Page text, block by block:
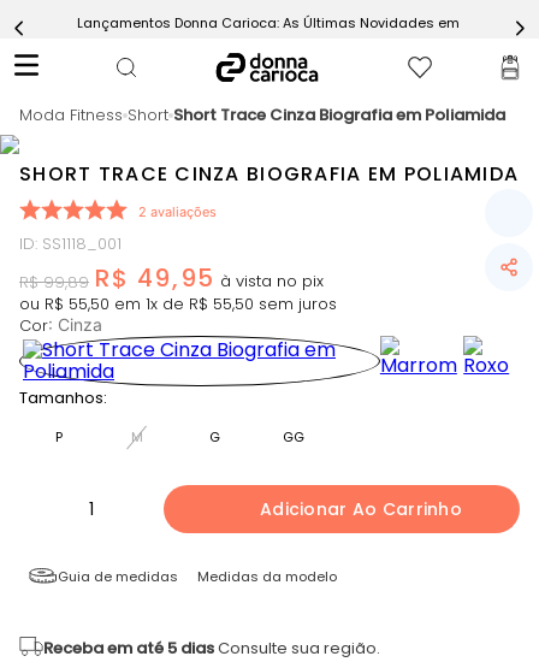
Lançamentos Donna Carioca: As Últimas Novidades em Moda
Moda Fitness Short Short Trace Cinza Biografia em Poliamida
SHORT TRACE CINZA BIOGRAFIA EM POLIAMIDA
2 avaliações
ID: SS1118_001
R$ 99,89 R$ 49,95
ou R$ 55,50 em 1x de R$ 55,50 sem juros
Cor: Cinza
Tamanhos:
P M G GG
1 Adicionar Ao Carrinho
Guia de medidas Medidas da modelo
Receba em até 5 diasConsulte sua região.
Calça
Epic Vermelho
7º Conjunto
9º
Challenge Azul
10ºUltimate Rosa